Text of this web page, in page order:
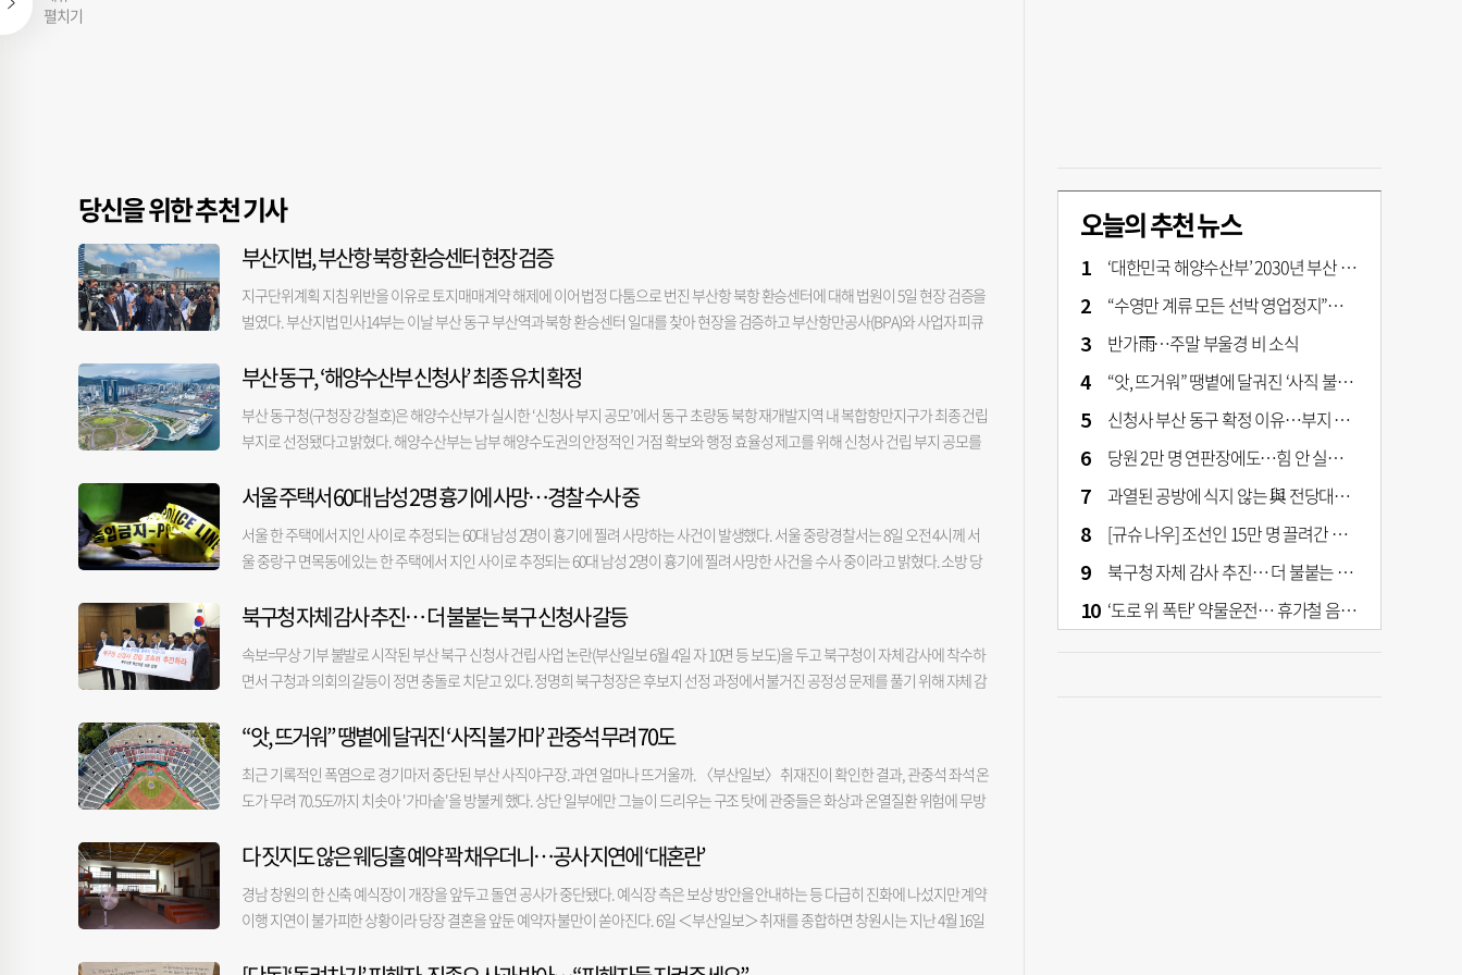
펼치기
당신을 위한 추천 기사
부산지법, 부산항 북항 환승센터 현장 검증
지구단위계획 지침 위반을 이유로 토지매매계약 해제에 이어 법정 다툼으로 번진 부산항 북항 환승센터에 대해 법원이 5일 현장 검증을
벌였다. 부산지법 민사14부는 이날 부산 동구 부산역과 북항 환승센터 일대를 찾아 현장을 검증하고 부산항만공사(BPA)와 사업자 피큐
부산역과 연결되는 저층부 옥상 광장(보행 데크) 위치가 기존보다 3.3m 높게 설계되며 문제가 됐다. 이같은 단차 구간에는 계단이 만들
자인 피큐건설에 시정을 요구했고, 지난 6월 16일 토지 매매계약 해제를 통보한 후 같은 달 26일 공사 중지 가처분 신청을 제기했다. 피큐
건설은 지난해부터 단차를 없애는 설계변경을 위해 교통영향평가 등 필요한 절차를 밟고 있으며, 동구청 허가를 받아 적법하게 공사 중
을 강요하고 있다고 주장한다. 법원의 현장 검증 핵심 쟁점은 현재 발생하는 단차가 시민의 공공 보행권과 조망권을 침해할 수 있는 중요
한 사안인지, 단차 해소를 위한 설계변경이 공사 후 승인받을 정도의 경미한 내용인지 정도로 요약된다. 검증에 나선 부산지법 관계자는
구체적으로 3.3m 단차가 시민 조망권과 보행권을 침해할 수 있는 수준인지, 건축 허가를 받은 원래 설계도에 계단이나 경사로가 표시돼
이 경우 단차 해소가 가능한지 등을 묻고 양측 설명과 의견을 들었다. 법원은 내달 10일 한 차례 더 심문 기일을 진행한 뒤 추석 전 공사중
지가 필요한지 가처분 인용 여부에 대해 결정을 내릴 방침이다. 글·사진=김경희 기자 miso@
부산 동구, ‘해양수산부 신청사’ 최종 유치 확정
부산 동구청(구청장 강철호)은 해양수산부가 실시한 ‘신청사 부지 공모’에서 동구 초량동 북항 재개발지역 내 복합항만지구가 최종 건립
부지로 선정됐다고 밝혔다. 해양수산부는 남부 해양수도권의 안정적인 거점 확보와 행정 효율성 제고를 위해 신청사 건립 부지 공모를
받았다. 특히 이번에 선정된 복합항만지구는 공모 후보지 중 가장 여유로운 부지 규모를 자랑해 향후 해양수산 유관 정부 기관의 집적화
는 2030년 신청사 건립 로드맵을 차질 없이 이행할 수 있는 ‘준비된 부지’라는 점이 최종 낙점의 결정적 요인으로 작용했다. 이로써 동구
는 2028년 옛 부산진역사에 들어설 부산해사국제상사법원 임시청사에 이어, 지난 5월 법인 본점 등기 이전을 완료하고 부산 시대를 열기
명실상부한 ‘글로벌 해양수도 부산’의 핵심 앵커(Anchor)로 확고히 자리매김하게 된 셈이다. 해양수산부는 향후 청사 시설 규모를 확정
하고 설계 프로세스를 거쳐 2030년까지 동구 북항 부지에 독립 신청사를 건립할 계획이다. 강철호 동구청장은 “해수부 신청사 동구 유치
는 동구민의 염원과 전 직원의 행정 역량이 결집해 이뤄낸 위대한 결실”이라며 “청사가 완공되는 2030년까지 모든 행정적 지원을 아끼지
서울 주택서 60대 남성 2명 흉기에 사망…경찰 수사 중
서울 한 주택에서 지인 사이로 추정되는 60대 남성 2명이 흉기에 찔려 사망하는 사건이 발생했다. 서울 중랑경찰서는 8일 오전 4시께 서
울 중랑구 면목동에 있는 한 주택에서 지인 사이로 추정되는 60대 남성 2명이 흉기에 찔려 사망한 사건을 수사 중이라고 밝혔다. 소방 당
다. 소방 당국은 심폐소생술(CPR)을 실시하며 이들을 병원으로 이송했으나 두 사람 모두 숨졌다. 경찰은 두 사람이 서로 알고 지내던 지
격자를 찾아 탐문 수사를 진행하고 있다. 아직은 숨진 두 사람 외 가해자로 의심되는 사람은 찾지 못한 상황이다. 이에 두 사람이 다투다
가 서로를 찔렀을 가능성을 염두에 두고 수사 중이나, 제3의 가해자가 있을 가능성도 배제하지는 않고 있다. 경찰은 현장에서 범행에 쓰
저 범행했는지, 쌍방 범행이었는지 등이 확인되지 않는다"라고 말했다. 경찰은 국립과학수사연구원에 시신 부검을 의뢰하고, 이를 토대
로 자세한 경위를 파악할 방침이다.
북구청 자체 감사 추진… 더 불붙는 북구 신청사 갈등
속보=무상 기부 불발로 시작된 부산 북구 신청사 건립 사업 논란(부산일보 6월 4일 자 10면 등 보도)을 두고 북구청이 자체 감사에 착수하
면서 구청과 의회의 갈등이 정면 충돌로 치닫고 있다. 정명희 북구청장은 후보지 선정 과정에서 불거진 공정성 문제를 풀기 위해 자체 감
북구청은 북구 신청사 건립 사업과 관련해 자체 감사 절차를 준비 중이라고 6일 밝혔다. 앞서 부산시에 감사를 의뢰했지만 시가 감사 여
지 선정 과정 전반의 위법·부당 여부를 확인한다는 방침이다. 감사에서는 후보지 평가 과정의 공정성과 평가위원 점수 배분의 적정성 등
이 중점적으로 다뤄질 것으로 보인다. 정 청장은 특히 후보지 선정 과정과 관련해 평가 점수 배분의 공정성 문제를 제기했다. 그는 “특정
가 났다”고 주장했다. 이어 “민간위원은 6명이었고 의원과 공무원이 과반을 넘는 구조였다”며 “결국 전임 구청장의 입김이 통할 수 있는
구조였다”고 비판했다. 북구청은 감사 결과에 따라 시 감사 재의뢰와 경찰 고발, 감사원 감사 청구 등 후속 조치도 검토한다는 방침이다.
북구청이 자체 감사에 착수하면서 신청사 건립 사업도 당분간 차질이 불가피할 것으로 전망되자 북구 의회는 조속한 사업 추진을 요구
을 요구한다. 북구의회 김태식 의원은 “신청사 건립은 단순한 청사 이전이 아니라 북구의 미래 경쟁력을 높이고 구민의 편의를 위한 핵심
“앗, 뜨거워” 땡볕에 달궈진 ‘사직 불가마’ 관중석 무려 70도
최근 기록적인 폭염으로 경기마저 중단된 부산 사직야구장. 과연 얼마나 뜨거울까. 〈부산일보〉 취재진이 확인한 결과, 관중석 좌석 온
도가 무려 70.5도까지 치솟아 '가마솥'을 방불케 했다. 상단 일부에만 그늘이 드리우는 구조 탓에 관중들은 화상과 온열질환 위험에 무방
쇠로 된 손잡이는 물론, 플라스틱 의자까지도 살갗이 스치면 불에 덴 듯한 통증이 밀려왔다. 취재진이 관람석 온도를 측정해 보니 벽은
렀고, 햇볕에 노출된 피부는 심하게 따끔거렸다. 실내 통로에도 뜨거운 공기가 빠져나가지 못한 채 갇혀 숨이 막힐 정도였다. 복도는 물
론 관람석 진입로에도 바람 한 점 불지 않았고, 실내에서 가장 서늘한 곳조차 온도가 32.6도에 달했다. 경기가 취소돼 관중석이 텅 비었는
다 짓지도 않은 웨딩홀 예약 꽉 채우더니…공사 지연에 ‘대혼란’
경남 창원의 한 신축 예식장이 개장을 앞두고 돌연 공사가 중단됐다. 예식장 측은 보상 방안을 안내하는 등 다급히 진화에 나섰지만 계약
이행 지연이 불가피한 상황이라 당장 결혼을 앞둔 예약자 불만이 쏟아진다. 6일 ＜부산일보＞ 취재를 종합하면 창원시는 지난 4월 16일
오늘의 추천 뉴스
‘대한민국 해양수산부’ 2030년 부산 북항시대 연다
“수영만 계류 모든 선박 영업정지”… 재개발 속도전
반가雨…주말 부울경 비 소식
“앗, 뜨거워” 땡볕에 달궈진 ‘사직 불가마’ 관중석 무려 70도
신청사 부산 동구 확정 이유…부지 용이성·접근성·집적 가능성이 운명 갈랐다 [해수부 북항 시대]
당원 2만 명 연판장에도…힘 안 실리는 ‘장동혁 사퇴’ 공세
과열된 공방에 식지 않는 與 전당대회… 호남·수도권 집중하는 후보들
[규슈 나우] 조선인 15만 명 끌려간 치쿠호 탄광… 대를 이은 진실 캐기
북구청 자체 감사 추진… 더 불붙는 북구 신청사 갈등
‘도로 위 폭탄’ 약물운전… 휴가철 음주와 병행 단속 [교통안전, 시민이 만든다]